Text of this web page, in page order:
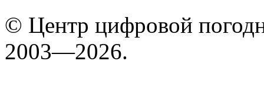
© Центр цифровой
2003—2026.